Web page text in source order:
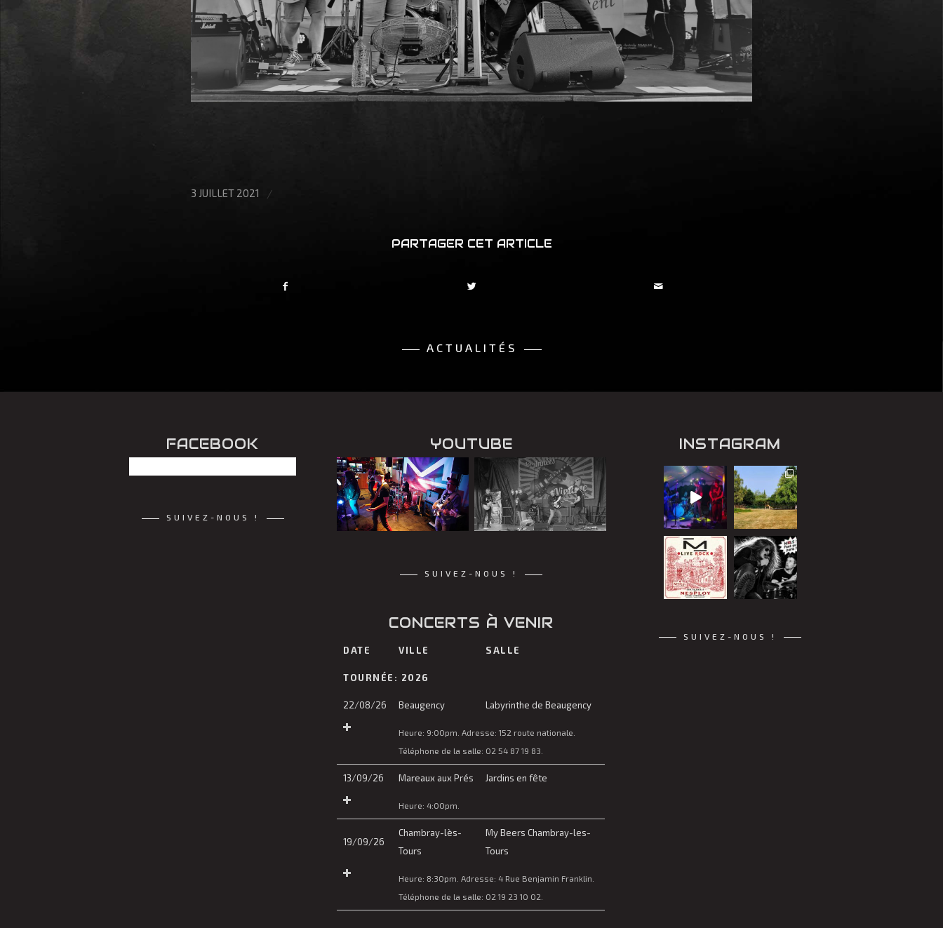
3 JUILLET 2021 /
PARTAGER CET ARTICLE
ACTUALITÉS
FACEBOOK
SUIVEZ-NOUS !
YOUTUBE
SUIVEZ-NOUS !
CONCERTS À VENIR
DATE VILLE SALLE
TOURNÉE: 2026
22/08/26 Beaugency Labyrinthe de Beaugency
Heure: 9:00pm. Adresse: 152 route nationale
Téléphone de la salle: 02 54 87 19 83.
13/09/26 Mareaux aux Prés Jardins en fête
Heure: 4:00pm.
19/09/26
Chambray-lès-
Tours
My Beers Chambray-les-
Tours
Heure: 8:30pm. Adresse: 4 Rue Benjamin Franklin
Téléphone de la salle: 02 19 23 10 02.
INSTAGRAM
SUIVEZ-NOUS !